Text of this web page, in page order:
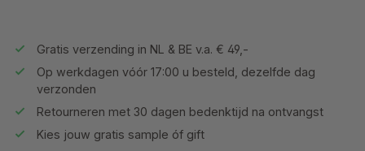
Gratis verzending in NL & BE v.a. € 49,-
Op werkdagen vóór 17:00 u besteld, dezelfde dag
verzonden
Retourneren met 30 dagen bedenktijd na ontvangst
Kies jouw gratis sample óf gift